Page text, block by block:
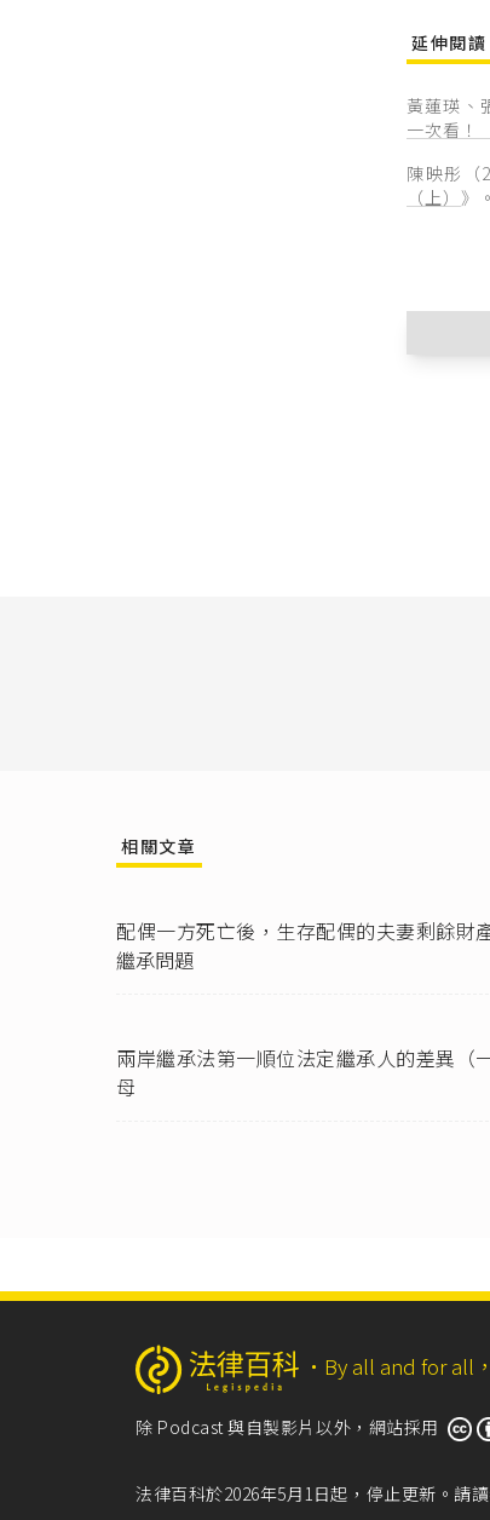
延伸閱讀
黃蓮瑛、
一次看！
陳映彤（
（上）》。
相關文章
配偶一方死亡後，生存配偶的夫妻剩餘財
繼承問題
兩岸繼承法第一順位法定繼承人的差異（
母
‧ By all and for all
除 Podcast 與自製影片以外，網站採用
法律百科於2026年5月1日起，停止更新。請